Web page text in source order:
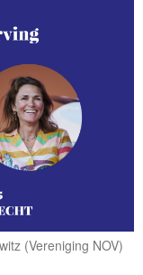
(Vereniging NOV)